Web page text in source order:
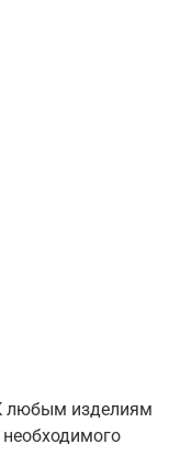
любым изделиям